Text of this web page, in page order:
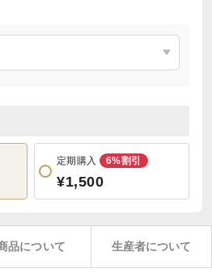
定期購入 6%割引
¥1,500
品について 生産者について